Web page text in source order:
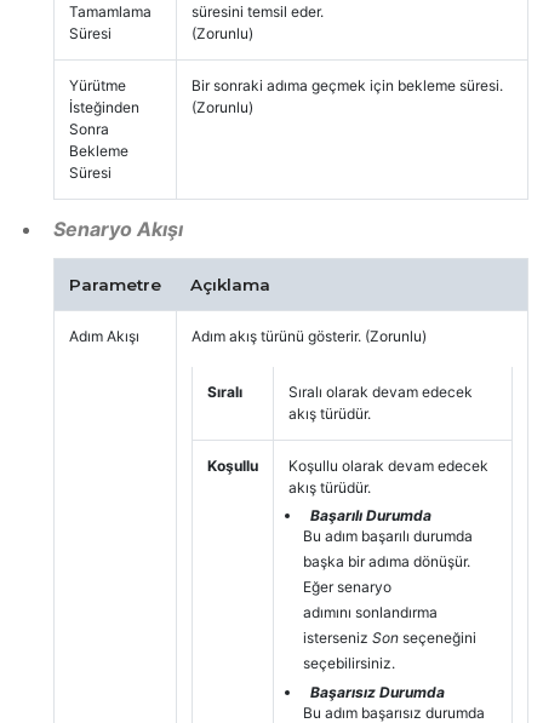
Tamamlama
Süresi
süresini temsil eder.
(Zorunlu)
Yürütme
İsteğinden
Sonra
Bekleme
Süresi
Bir sonraki adıma geçmek için bekleme süresi.
(Zorunlu)
Senaryo Akışı
Parametre Açıklama
Adım Akışı Adım akış türünü gösterir. (Zorunlu)
Sıralı
Sıralı olarak devam edecek
akış türüdür.
Koşullu
Koşullu olarak devam edecek
akış türüdür.
Başarılı Durumda
Bu adım başarılı durumda
başka bir adıma dönüşür.
Eğer senaryo
adımını sonlandırma
isterseniz Son seçeneğini
seçebilirsiniz.
Başarısız Durumda
Bu adım başarısız durumda